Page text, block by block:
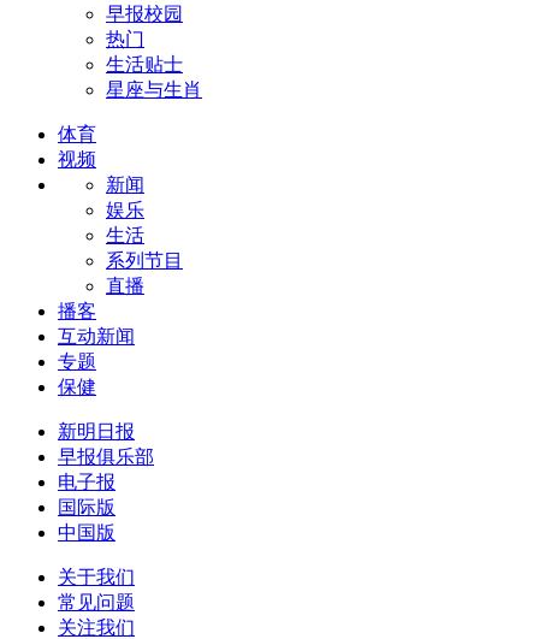
早报校园
热门
生活贴士
星座与生肖
体育
视频
新闻
娱乐
生活
系列节目
直播
播客
互动新闻
专题
保健
新明日报
早报俱乐部
电子报
国际版
中国版
关于我们
常见问题
关注我们